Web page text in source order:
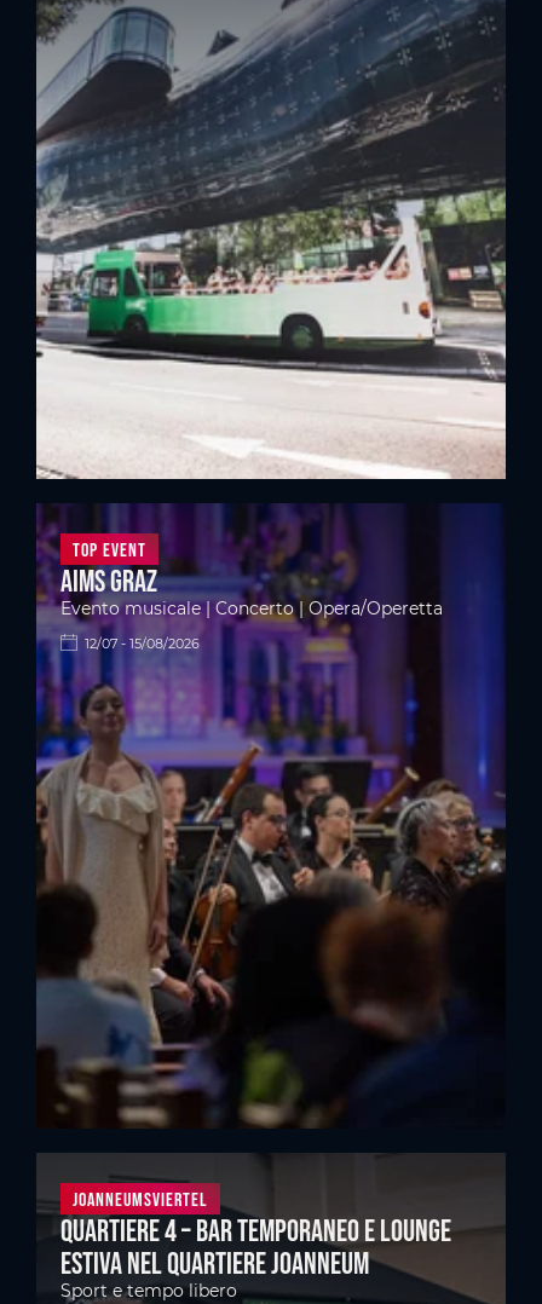
Top Event
Aims Graz
Evento musicale | Concerto | Opera/Operetta
12/07 - 15/08/2026
Joanneumsviertel
Quartiere 4 – Bar temporaneo e lounge
estiva nel quartiere Joanneum
Sport e tempo libero